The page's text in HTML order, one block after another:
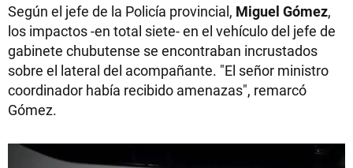
Según el jefe de la Policía provincial, Miguel Gómez,
los impactos -en total siete- en el vehículo del jefe de
gabinete chubutense se encontraban incrustados
sobre el lateral del acompañante. "El señor ministro
coordinador había recibido amenazas", remarcó
Gómez.